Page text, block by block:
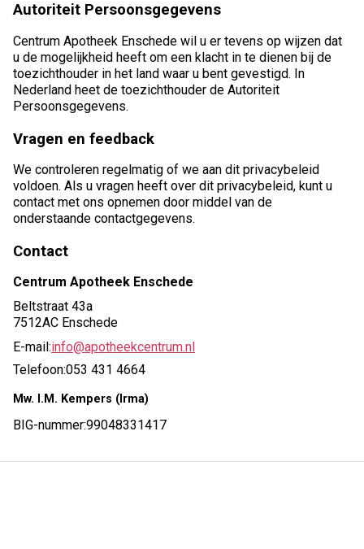
Autoriteit Persoonsgegevens
Centrum Apotheek Enschede wil u er tevens op wijzen dat
u de mogelijkheid heeft om een klacht in te dienen bij de
toezichthouder in het land waar u bent gevestigd. In
Nederland heet de toezichthouder de Autoriteit
Persoonsgegevens.
Vragen en feedback
We controleren regelmatig of we aan dit privacybeleid
voldoen. Als u vragen heeft over dit privacybeleid, kunt u
contact met ons opnemen door middel van de
onderstaande contactgegevens.
Contact
Centrum Apotheek Enschede
Beltstraat 43a
7512AC Enschede
E-mail:info@apotheekcentrum.nl
Telefoon:053 431 4664
Mw. I.M. Kempers (Irma)
BIG-nummer:99048331417